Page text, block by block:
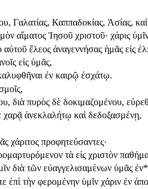
Γαλατίας, Καππαδοκίας, Ἀσίας, καὶ
αἵματος Ἰησοῦ χριστοῦ· χάρις
ἔλεος ἀναγεννήσας ἡμᾶς εἰς
εἰς ὑμᾶς,
ἐν καιρῷ ἐσχάτῳ.
διὰ πυρὸς δὲ δοκιμαζομένου,
χαρᾷ ἀνεκλαλήτῳ καὶ δεδοξασμένῃ,
χάριτος προφητεύσαντες·
τὰ εἰς χριστὸν
διὰ τῶν εὐαγγελισαμένων ὑμᾶς ἐν*
ἐπὶ τὴν φερομένην ὑμῖν χάριν ἐν